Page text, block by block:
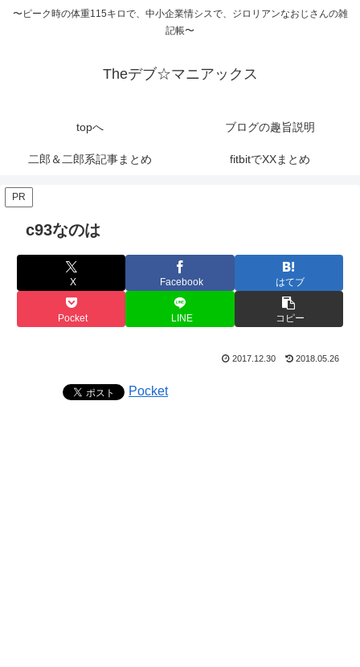
〜ピーク時の体重115キロで、中小企業情シスで、ジロリアンなおじさんの雑
記帳〜
Theデブ☆マニアックス
topへ ブログの趣旨説明
二郎＆二郎系記事まとめ fitbitでXXまとめ
PR
c93なのは
X Facebook はてブ
Pocket LINE コピー
2017.12.30 2018.05.26
Pocket